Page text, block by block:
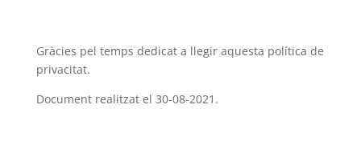
Gràcies pel temps dedicat a llegir aquesta política de
privacitat.
Document realitzat el 30-08-2021.